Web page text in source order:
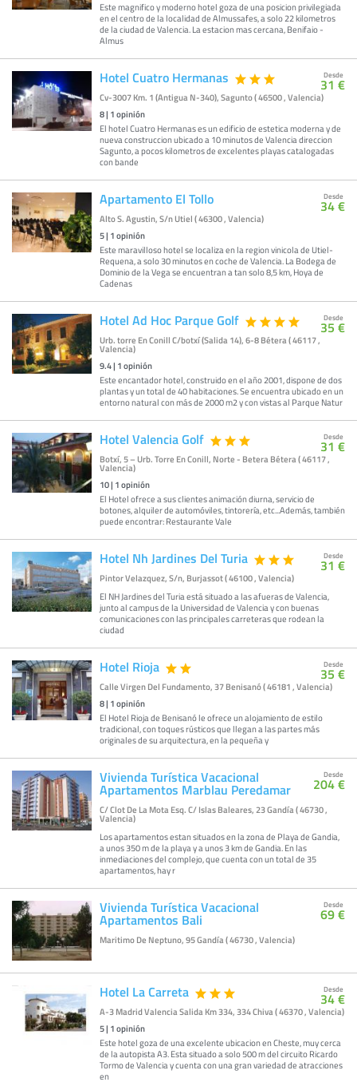
Este magnifico y moderno hotel goza de una posicion privilegiada
en el centro de la localidad de Almussafes, a solo 22 kilometros
de la ciudad de Valencia. La estacion mas cercana, Benifaio -
Almus
Hotel Cuatro Hermanas
Cv-3007 Km. 1 (Antigua N-340), Sagunto ( 46500 , Valencia)
8| 1opinión
El hotel Cuatro Hermanas es un edificio de estetica moderna y de
nueva construccion ubicado a 10 minutos de Valencia direccion
Sagunto, a pocos kilometros de excelentes playas catalogadas
con bande
Desde
31 €
Apartamento El Tollo
Alto S. Agustin, S/n Utiel ( 46300 , Valencia)
5| 1opinión
Este maravilloso hotel se localiza en la region vinicola de Utiel-
Requena, a solo 30 minutos en coche de Valencia. La Bodega de
Dominio de la Vega se encuentran a tan solo 8,5 km, Hoya de
Cadenas
Desde
34 €
Hotel Ad Hoc Parque Golf
Urb. torre En Conill C/botxí (Salida 14), 6-8 Bétera ( 46117 ,
Valencia)
9.4| 1opinión
Este encantador hotel, construido en el año 2001, dispone de dos
plantas y un total de 40 habitaciones. Se encuentra ubicado en un
entorno natural con más de 2000 m2 y con vistas al Parque Natur
Desde
35 €
Hotel Valencia Golf
Botxí, 5 – Urb. Torre En Conill, Norte - Betera Bétera ( 46117 ,
Valencia)
10| 1opinión
El Hotel ofrece a sus clientes animación diurna, servicio de
botones, alquiler de automóviles, tintorería, etc...Además, también
puede encontrar: Restaurante Vale
Desde
31 €
Hotel Nh Jardines Del Turia
Pintor Velazquez, S/n, Burjassot ( 46100 , Valencia)
El NH Jardines del Turia está situado a las afueras de Valencia,
junto al campus de la Universidad de Valencia y con buenas
comunicaciones con las principales carreteras que rodean la
ciudad
Desde
31 €
Hotel Rioja
Calle Virgen Del Fundamento, 37 Benisanó ( 46181 , Valencia)
8| 1opinión
El Hotel Rioja de Benisanó le ofrece un alojamiento de estilo
tradicional, con toques rústicos que llegan a las partes más
originales de su arquitectura, en la pequeña y
Desde
35 €
Vivienda Turística Vacacional
Apartamentos Marblau Peredamar
C/ Clot De La Mota Esq. C/ Islas Baleares, 23 Gandía ( 46730 ,
Valencia)
Los apartamentos estan situados en la zona de Playa de Gandia,
a unos 350 m de la playa y a unos 3 km de Gandia. En las
inmediaciones del complejo, que cuenta con un total de 35
apartamentos, hay r
Desde
204 €
Vivienda Turística Vacacional
Apartamentos Bali
Maritimo De Neptuno, 95 Gandía ( 46730 , Valencia)
Desde
69 €
Hotel La Carreta
A-3 Madrid Valencia Salida Km 334, 334 Chiva ( 46370 , Valencia)
5| 1opinión
Este hotel goza de una excelente ubicacion en Cheste, muy cerca
de la autopista A3. Esta situado a solo 500 m del circuito Ricardo
Tormo de Valencia y cuenta con una gran variedad de atracciones
en
Desde
34 €